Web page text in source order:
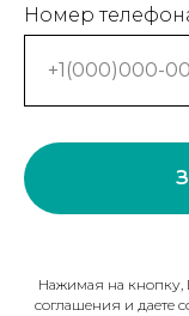
Номер
+1(000)000-
Нажимая на кнопку,
соглашения и даете